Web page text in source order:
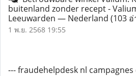
buitenland zonder recept -
Leeuwarden — Nederland (103
1 พ.ย. 2568 19:55
--- fraudehelpdesk nl